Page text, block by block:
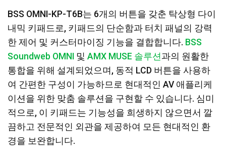
BSS OMNI-KP-T6B는 6개의 버튼을 갖춘 탁상형 다이
내믹 키패드로, 키패드의 단순함과 터치 패널의 강력
한 제어 및 커스터마이징 기능을 결합합니다. BSS
Soundweb OMNI
및 AMX MUSE 솔루션과의 원활한
통합을 위해 설계되었으며, 동적 LCD 버튼을 사용하
여 간편한 구성이 가능하므로 현대적인 AV 애플리케
이션을 위한 맞춤 솔루션을 구현할 수 있습니다. 심미
적으로, 이 키패드는 기능성을 희생하지 않으면서 깔
끔하고 전문적인 외관을 제공하여 모든 현대적인 환
경을 보완합니다.